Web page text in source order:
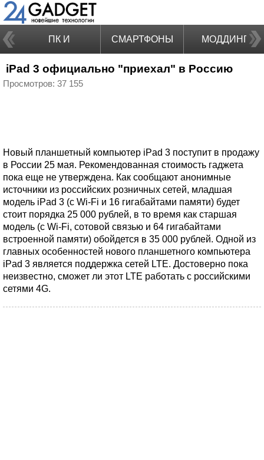
ПК И
НОУТБУКИ
СМАРТФОНЫ МОДДИНГ
iPad 3 официально "приехал" в Россию
Просмотров: 37 155
Новый планшетный компьютер iPad 3 поступит в продажу
в России 25 мая. Рекомендованная стоимость гаджета
пока еще не утверждена. Как сообщают анонимные
источники из российских розничных сетей, младшая
модель iPad 3 (с Wi-Fi и 16 гигабайтами памяти) будет
стоит порядка 25 000 рублей, в то время как старшая
модель (с Wi-Fi, сотовой связью и 64 гигабайтами
встроенной памяти) обойдется в 35 000 рублей. Одной из
главных особенностей нового планшетного компьютера
iPad 3 является поддержка сетей LTE. Достоверно пока
неизвестно, сможет ли этот LTE работать с российскими
сетями 4G.